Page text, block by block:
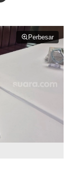
Perbesar